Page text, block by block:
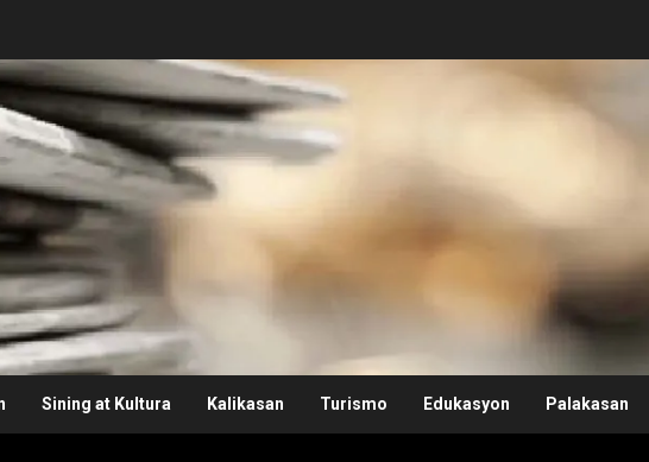
Sining at Kultura Kalikasan Turismo Edukasyon Palakasan